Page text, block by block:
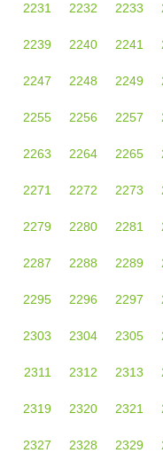
2231 2232 2233
2239 2240 2241
2247 2248 2249
2255 2256 2257
2263 2264 2265
2271 2272 2273
2279 2280 2281
2287 2288 2289
2295 2296 2297
2303 2304 2305
2311 2312 2313
2319 2320 2321
2327 2328 2329